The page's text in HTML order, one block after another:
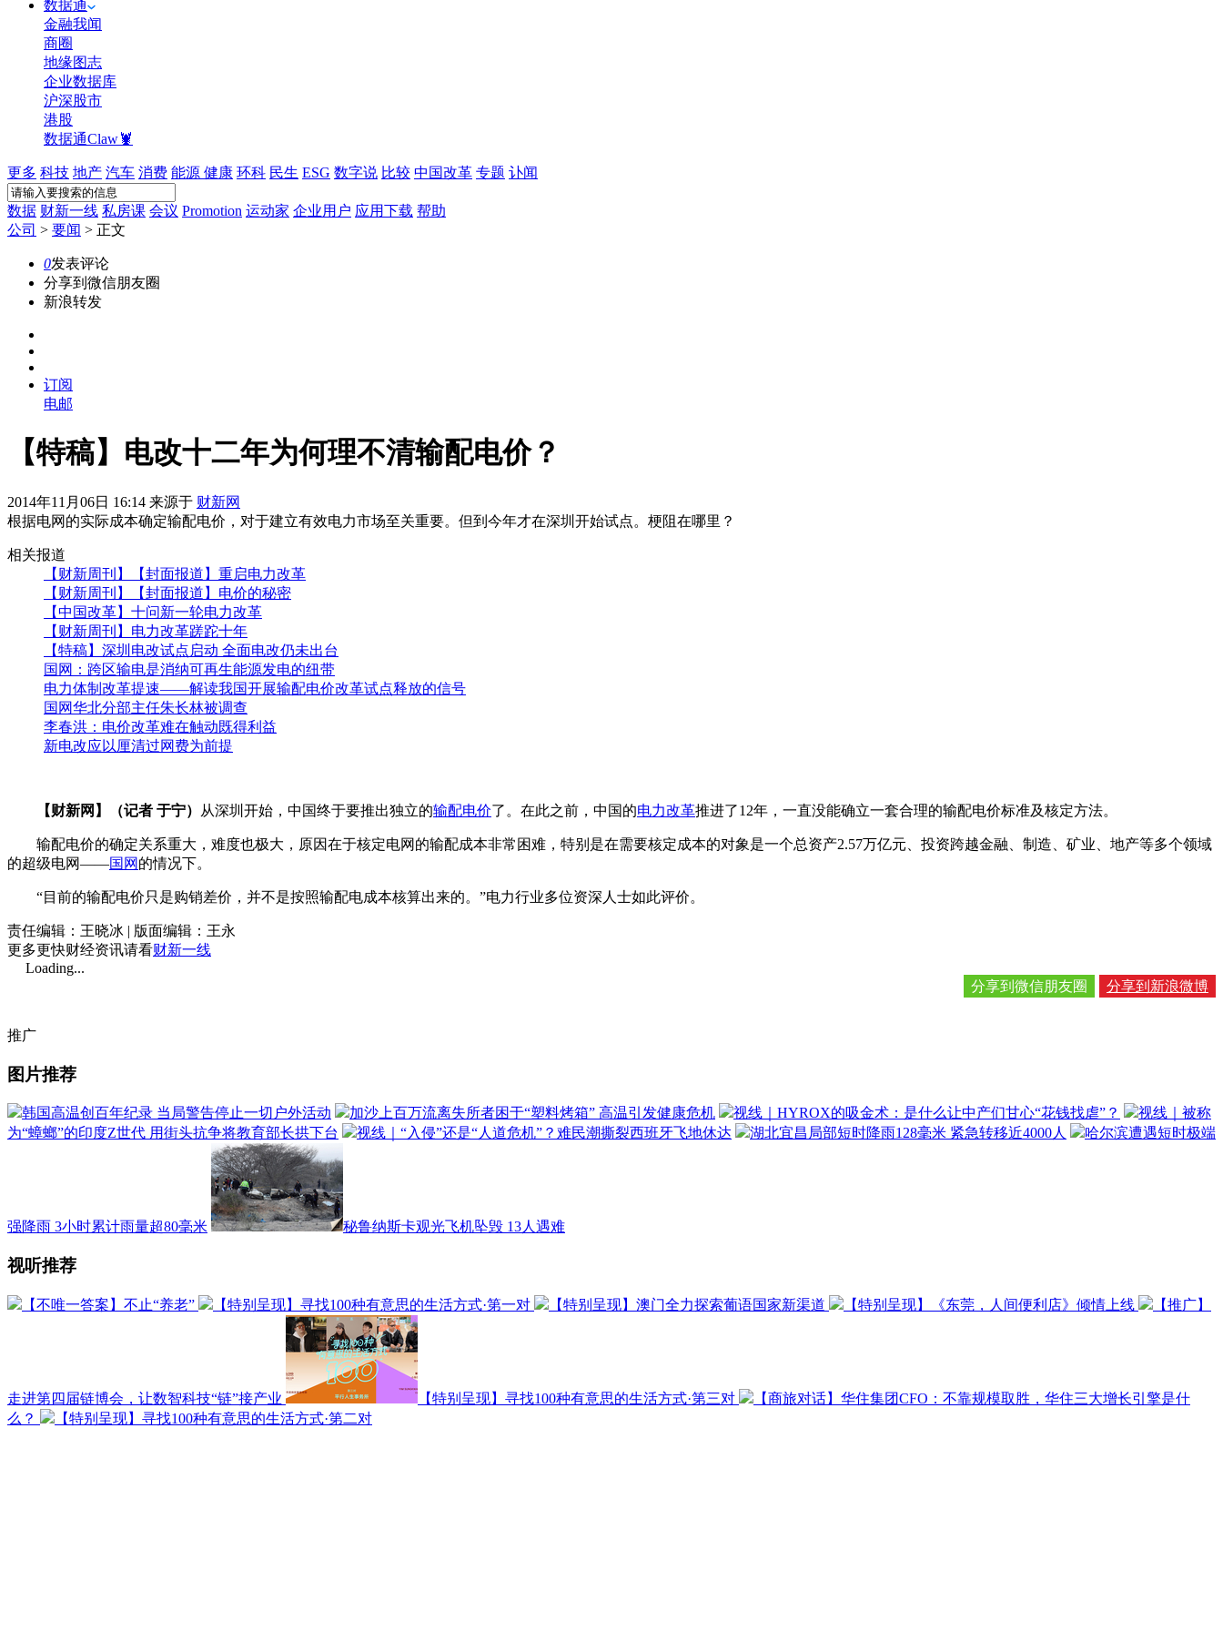
数据通
金融我闻
商圈
地缘图志
企业数据库
沪深股市
港股
数据通Claw🦞
更多 科技 地产 汽车 消费 能源 健康 环科 民生 ESG 数字说 比较 中国改革 专题 讣闻
数据 财新一线 私房课 会议 Promotion 运动家 企业用户 应用下载 帮助
公司 > 要闻 > 正文
0发表评论
分享到微信朋友圈
新浪转发
订阅
电邮
【特稿】电改十二年为何理不清输配电价？
2014年11月06日 16:14 来源于 财新网
根据电网的实际成本确定输配电价，对于建立有效电力市场至关重要。但到今年才在深圳开始试点。梗阻在哪里？
相关报道
【财新周刊】【封面报道】重启电力改革
【财新周刊】【封面报道】电价的秘密
【中国改革】十问新一轮电力改革
【财新周刊】电力改革蹉跎十年
【特稿】深圳电改试点启动 全面电改仍未出台
国网：跨区输电是消纳可再生能源发电的纽带
电力体制改革提速——解读我国开展输配电价改革试点释放的信号
国网华北分部主任朱长林被调查
李春洪：电价改革难在触动既得利益
新电改应以厘清过网费为前提
【财新网】（记者 于宁） 从深圳开始，中国终于要推出独立的输配电价了。在此之前，中国的电力改革推进了12年，一直没能确立一套合理的输配电价标准及核定方法。
输配电价的确定关系重大，难度也极大，原因在于核定电网的输配成本非常困难，特别是在需要核定成本的对象是一个总资产2.57万亿元、投资跨越金融、制造、矿业、地产等多个领域
的超级电网——国网 的情况下。
“目前的输配电价只是购销差价，并不是按照输配电成本核算出来的。”电力行业多位资深人士如此评价。
责任编辑：王晓冰 | 版面编辑：王永
更多更快财经资讯请看财新一线
Loading...
分享到新浪微博
分享到微信朋友圈
推广
图片推荐
韩国高温创百年纪录 当局警告停止一切户外活动 加沙上百万流离失所者困于“塑料烤箱” 高温引发健康危机 视线｜HYROX的吸金术：是什么让中产们甘心“花钱找虐”？
视线｜被称
为“蟑螂”的印度Z世代 用街头抗争将教育部长拱下台
视线｜“入侵”还是“人道危机”？难民潮撕裂西班牙飞地休达 湖北宜昌局部短时降雨128毫米 紧急转移近4000人 哈尔滨遭遇短时极端
强降雨 3小时累计雨量超80毫米 秘鲁纳斯卡观光飞机坠毁 13人遇难
视听推荐
【不唯一答案】不止“养老” 【特别呈现】寻找100种有意思的生活方式·第一对 【特别呈现】澳门全力探索葡语国家新渠道 【特别呈现】《东莞，人间便利店》倾情上线 【推广】
走进第四届链博会，让数智科技“链”接产业 【特别呈现】寻找100种有意思的生活方式·第三对
【商旅对话】华住集团CFO：不靠规模取胜，华住三大增长引擎是什
么？
【特别呈现】寻找100种有意思的生活方式·第二对